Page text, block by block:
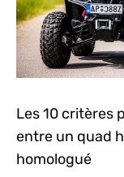
Les 10 critères
entre un quad
homologué